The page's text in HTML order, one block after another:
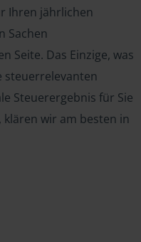
Ihren jährlichen
Sachen
Seite. Das Einzige, was
steuerrelevanten
Steuerergebnis für Sie
klären wir am besten in